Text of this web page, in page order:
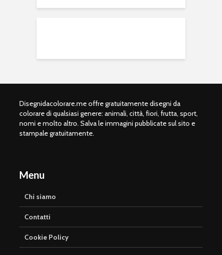
Disegnidacolorare.me offre gratuitamente disegni da
colorare di qualsiasi genere: animali, città, fiori, frutta, sport,
nomi e molto altro. Salva le immagini pubblicate sul sito e
stampale gratuitamente.
Menu
Chi siamo
Contatti
Cookie Policy